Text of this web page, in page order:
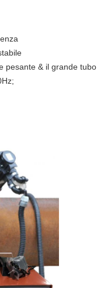
pesante & il grande tubo